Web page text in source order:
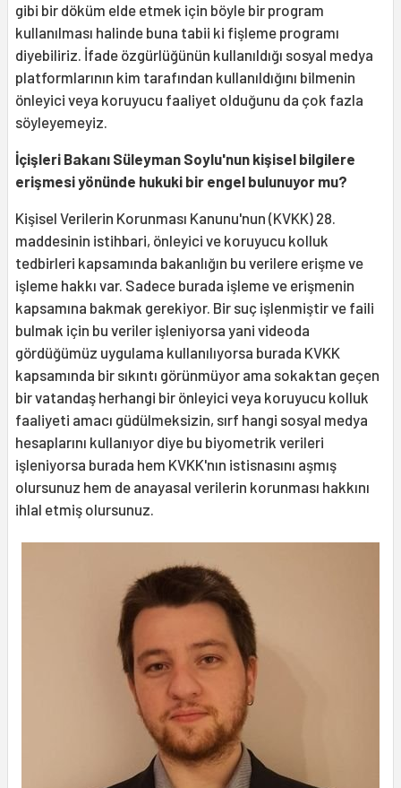
gibi bir döküm elde etmek için böyle bir program
kullanılması halinde buna tabii ki fişleme programı
diyebiliriz. İfade özgürlüğünün kullanıldığı sosyal medya
platformlarının kim tarafından kullanıldığını bilmenin
önleyici veya koruyucu faaliyet olduğunu da çok fazla
söyleyemeyiz.
İçişleri Bakanı Süleyman Soylu'nun kişisel bilgilere
erişmesi yönünde hukuki bir engel bulunuyor mu?
Kişisel Verilerin Korunması Kanunu'nun (KVKK) 28.
maddesinin istihbari, önleyici ve koruyucu kolluk
tedbirleri kapsamında bakanlığın bu verilere erişme ve
işleme hakkı var. Sadece burada işleme ve erişmenin
kapsamına bakmak gerekiyor. Bir suç işlenmiştir ve faili
bulmak için bu veriler işleniyorsa yani videoda
gördüğümüz uygulama kullanılıyorsa burada KVKK
kapsamında bir sıkıntı görünmüyor ama sokaktan geçen
bir vatandaş herhangi bir önleyici veya koruyucu kolluk
faaliyeti amacı güdülmeksizin, sırf hangi sosyal medya
hesaplarını kullanıyor diye bu biyometrik verileri
işleniyorsa burada hem KVKK'nın istisnasını aşmış
olursunuz hem de anayasal verilerin korunması hakkını
ihlal etmiş olursunuz.